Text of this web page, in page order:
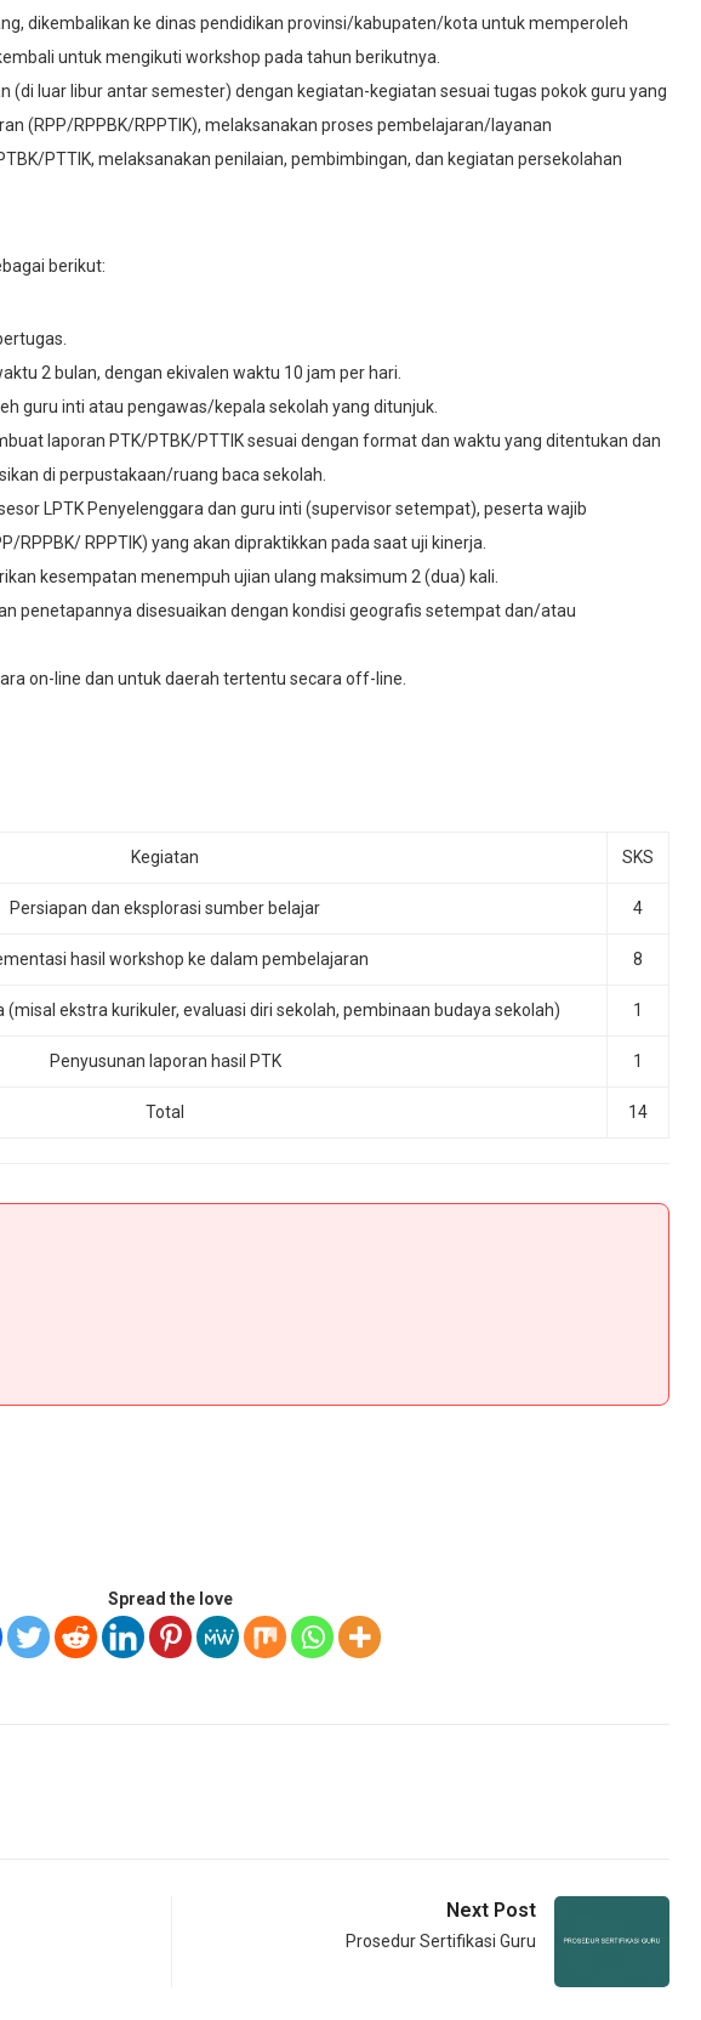
dikembalikan ke dinas pendidikan provinsi/kabupaten/kota untuk memperoleh
untuk mengikuti workshop pada tahun berikutnya.
(di luar libur antar semester) dengan kegiatan-kegiatan sesuai tugas pokok guru yang
(RPP/RPPBK/RPPTIK), melaksanakan proses pembelajaran/layanan
PTTIK, melaksanakan penilaian, pembimbingan, dan kegiatan persekolahan
berikut:
2 bulan, dengan ekivalen waktu 10 jam per hari.
guru inti atau pengawas/kepala sekolah yang ditunjuk.
laporan PTK/PTBK/PTTIK sesuai dengan format dan waktu yang ditentukan dan
di perpustakaan/ruang baca sekolah.
LPTK Penyelenggara dan guru inti (supervisor setempat), peserta wajib
RPPTIK) yang akan dipraktikkan pada saat uji kinerja.
kesempatan menempuh ujian ulang maksimum 2 (dua) kali.
penetapannya disesuaikan dengan kondisi geografis setempat dan/atau
on-line dan untuk daerah tertentu secara off-line.
Kegiatan SKS
Persiapan dan eksplorasi sumber belajar 4
hasil workshop ke dalam pembelajaran 8
(misal ekstra kurikuler, evaluasi diri sekolah, pembinaan budaya sekolah) 1
Penyusunan laporan hasil PTK 1
Total 14
Spread the love
Next Post
Prosedur Sertifikasi Guru